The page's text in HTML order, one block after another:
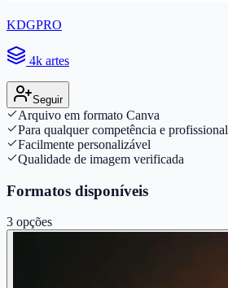
KDGPRO
4k artes
Seguir
Arquivo em formato Canva
Para qualquer competência e profissional
Facilmente personalizável
Qualidade de imagem verificada
Formatos disponíveis
3 opções